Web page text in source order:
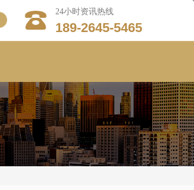
24小时资讯热线
189-2645-5465